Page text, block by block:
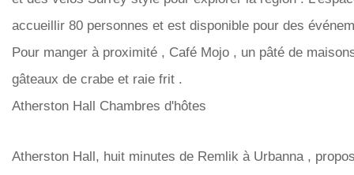
accueillir 80 personnes et est disponible pour des
Pour manger à proximité , Café Mojo , un pâté de
gâteaux de crabe et raie frit .
Atherston Hall Chambres d'hôtes
Atherston Hall, huit minutes de Remlik à Urbanna ,